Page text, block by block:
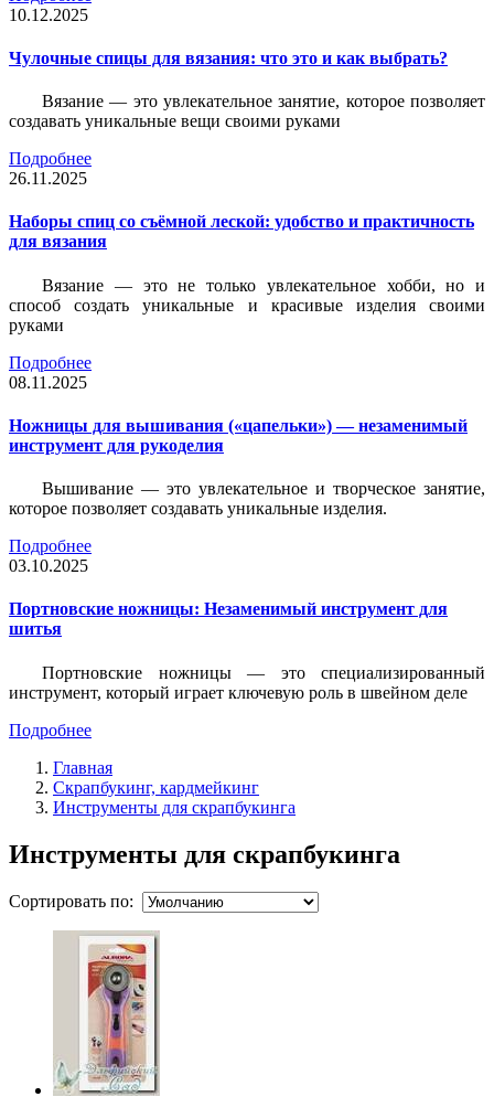
10.12.2025
Чулочные спицы для вязания: что это и как выбрать?
Вязание — это увлекательное занятие, которое позволяет
создавать уникальные вещи своими руками
Подробнее
26.11.2025
Наборы спиц со съёмной леской: удобство и практичность
для вязания
Вязание — это не только увлекательное хобби, но и
способ создать уникальные и красивые изделия своими
руками
Подробнее
08.11.2025
Ножницы для вышивания («цапельки») — незаменимый
инструмент для рукоделия
Вышивание — это увлекательное и творческое занятие,
которое позволяет создавать уникальные изделия.
Подробнее
03.10.2025
Портновские ножницы: Незаменимый инструмент для
шитья
Портновские ножницы — это специализированный
инструмент, который играет ключевую роль в швейном деле
Подробнее
Главная
Скрапбукинг, кардмейкинг
Инструменты для скрапбукинга
Инструменты для скрапбукинга
Сортировать по: